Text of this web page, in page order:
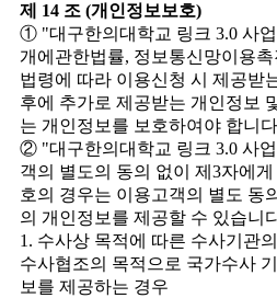
제 14 조 (개인정보보호)
① "대구한의대학교 링크 3.0 사
개에관한법률, 정보통신망이용
법령에 따라 이용신청 시 제공받
후에 추가로 제공받는 개인정보
는 개인정보를 보호하여야 합니
② "대구한의대학교 링크 3.0 사
객의 별도의 동의 없이 제3자에
호의 경우는 이용고객의 별도 동
의 개인정보를 제공할 수 있습니
1. 수사상 목적에 따른 수사기관
수사협조의 목적으로 국가수사
보를 제공하는 경우